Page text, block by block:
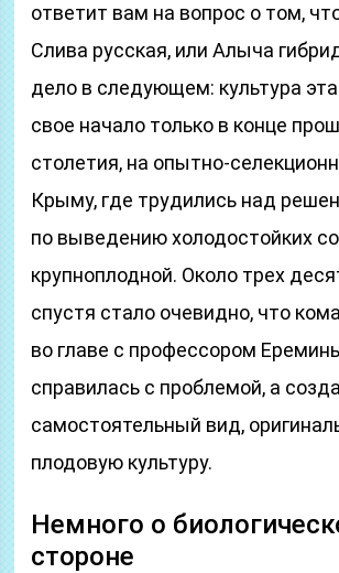
ответит вам на вопрос о том,
Слива русская, или Алыча
дело в следующем: культура
свое начало только в конце
столетия, на опытно-
Крыму, где трудились над
по выведению холодостойких
крупноплодной. Около трех
спустя стало очевидно, что
во главе с профессором
справилась с проблемой, а
самостоятельный вид,
плодовую культуру.
Немного о
стороне